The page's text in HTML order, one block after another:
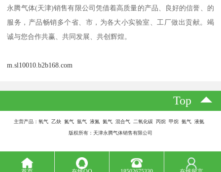
永腾气体(天津)销售有限公司凭借着高质量的产品、良好的信誉、的
服务，产品畅销多个省、市，为各大小实验室、工厂做出贡献。竭
诚与您合作共赢、共同发展、共创辉煌。
m.sl10010.b2b168.com
Top
主营产品：氧气 乙炔 氮气 氩气 液氮 氦气 混合气 二氧化碳 丙烷 甲烷 氨气 液氨
版权所有：天津永腾气体销售有限公司